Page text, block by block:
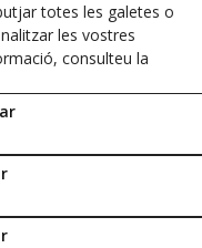
totes les galetes o
les vostres
consulteu la